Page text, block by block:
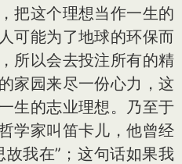
把这个理想当作一生的
可能为了地球的环保而
所以会去投注所有的精
家园来尽一份心力，这
生的志业理想。乃至于
学家叫笛卡儿，他曾经
我在”；这句话如果我